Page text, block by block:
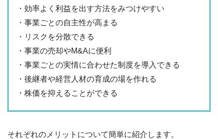
・効率よく利益を出す方法をみつけやすい
・事業ごとの自主性が高まる
・リスクを分散できる
・事業の売却やM&Aに便利
・事業ごとの実情に合わせた制度を導入できる
・後継者や経営人材の育成の場を作れる
・株価を抑えることができる
それぞれのメリットについて簡単に紹介します。